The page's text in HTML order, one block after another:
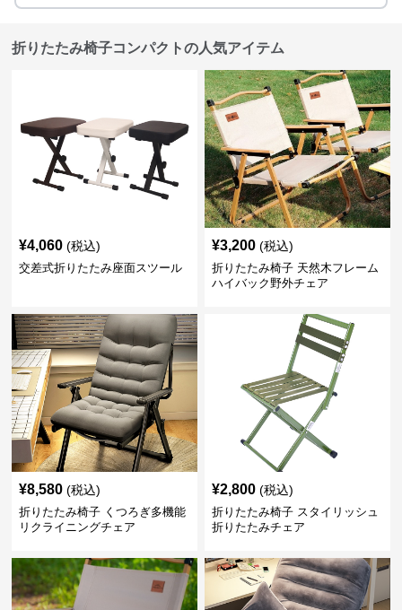
折りたたみ椅子コンパクトの人気アイテム
¥4,060 (税込)
交差式折りたたみ座面スツール
¥3,200 (税込)
折りたたみ椅子 天然木フレーム
ハイバック野外チェア
¥8,580 (税込)
折りたたみ椅子 くつろぎ多機能
リクライニングチェア
¥2,800 (税込)
折りたたみ椅子 スタイリッシュ
折りたたみチェア